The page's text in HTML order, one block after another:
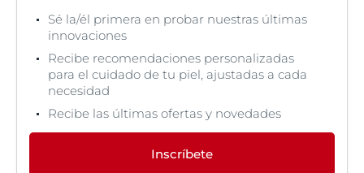
Sé la/él primera en probar nuestras últimas
innovaciones
Recibe recomendaciones personalizadas
para el cuidado de tu piel, ajustadas a cada
necesidad
Recibe las últimas ofertas y novedades
Inscríbete